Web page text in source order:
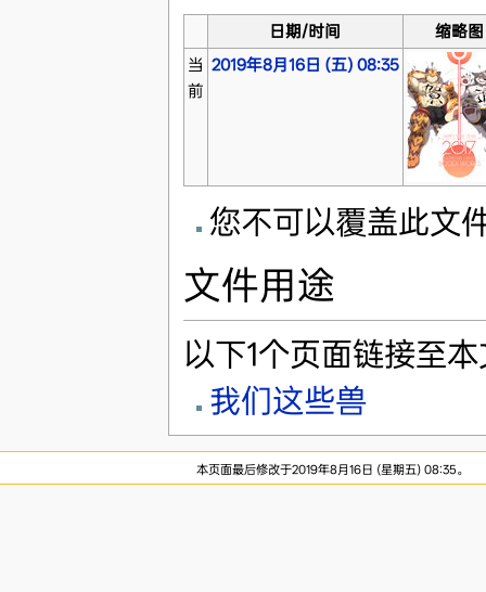
日期/时间
缩略图
当
前
2019年8月16日 (五) 08:35
您不可以覆盖此文
文件用途
以下1个页面链接至
我们这些兽
本页面最后修改于2019年8月16日 (星期五) 08:35。